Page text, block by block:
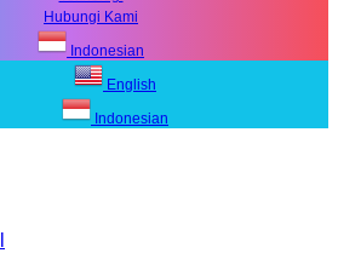
Hubungi Kami
Indonesian
English
Indonesian